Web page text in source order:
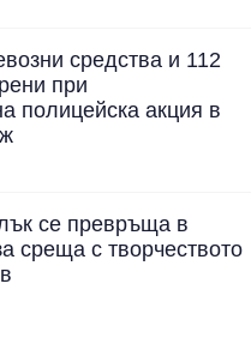
средства и 112
при
полицейска акция в
се превръща в
среща с творчеството